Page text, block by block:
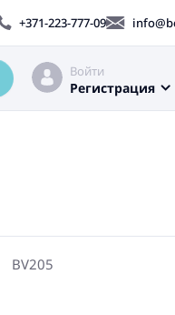
+371-223-777-09
Войти
Регистрация
BV205